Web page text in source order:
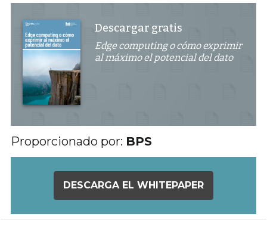
Descargar gratis
Edge computing o cómo exprimir
al máximo el potencial del dato
Proporcionado por: BPS
DESCARGA EL WHITEPAPER